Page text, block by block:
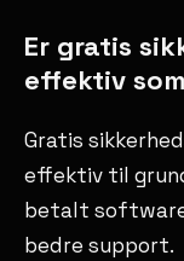
Er gratis
effektiv
Gratis
effektiv til
betalt
bedre support.